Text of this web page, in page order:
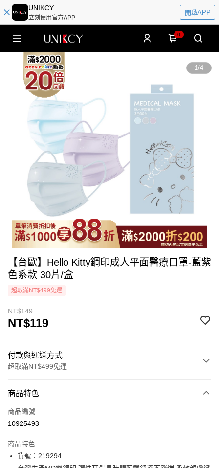
UNIKCY
立刻使用官方APP
開啟APP
0
1/4
【台歐】Hello Kitty鋼印成人平面醫療口罩-藍紫
色系款 30片/盒
超取滿NT$499免運
NT$149
NT$119
付款與運送方式
超取滿NT$499免運
icash Pay
信用卡一次付款
LINE Pay
商品特色
商品編號
10925493
商品特色
貨號：219294